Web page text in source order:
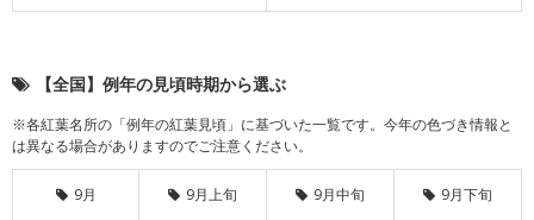
【全国】例年の見頃時期から選ぶ
※各紅葉名所の「例年の紅葉見頃」に基づいた一覧です。今年の色づき情報と
は異なる場合がありますのでご注意ください。
9月 9月上旬 9月中旬 9月下旬